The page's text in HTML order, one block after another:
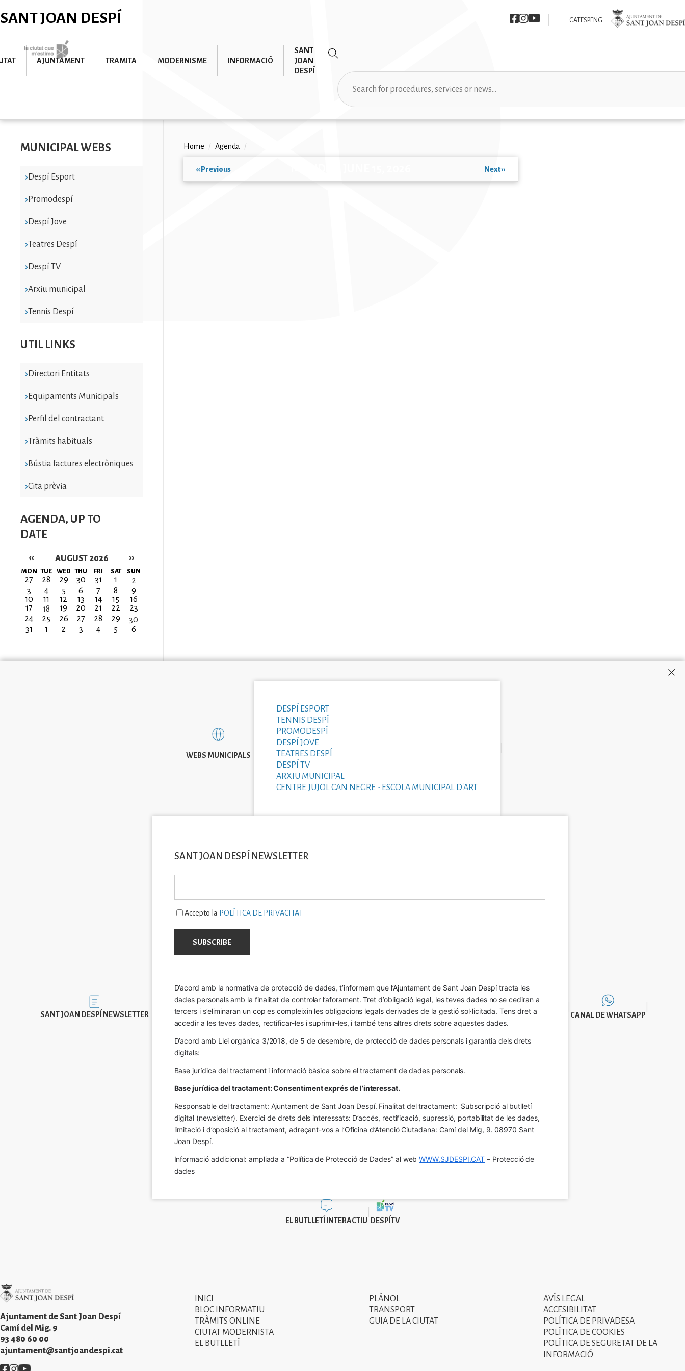
to
SANT JOAN DESPÍ Imatge
Imatge
Imatge CAT ESPENG
Imatge
Imatge
AJUNTAMENT TRAMITA MODERNISME INFORMACIÓ
SANT
JOAN
DESPÍ
Search
MUNICIPAL WEBS
Despí Esport
Promodespí
Despí Jove
Teatres Despí
Despí TV
Arxiu municipal
Tennis Despí
UTIL LINKS
Directori Entitats
Equipaments Municipals
Perfil del contractant
Tràmits habituals
Bústia factures electròniques
Cita prèvia
AGENDA, UP TO
DATE
AUGUST 2026
Pagination
‹‹ ››
MON TUE WED THU FRI SAT SUN
27 28 29 30 31 1
2
3
4 5 6 7 8
9
10
11 12 13 14 15
16
17
18 19 20 21 22
23
24
25 26 27 28 29
30
31
1 2 3 4 5 6
Breadcrumb
Home / Agenda /
Pagination
‹‹ Previous Next››
WEBS MUNICIPALS
DESPÍ ESPORT
TENNIS DESPÍ
PROMODESPÍ
DESPÍ JOVE
TEATRES DESPÍ
DESPÍ TV
ARXIU MUNICIPAL
CENTRE JUJOL CAN NEGRE - ESCOLA MUNICIPAL D'ART
Imatge
SANT JOAN DESPÍ NEWSLETTER
SANT JOAN DESPÍ NEWSLETTER
Accepto la POLÍTICA DE PRIVACITAT
D’acord amb la normativa de protecció de dades, t’informem que l’Ajuntament de Sant Joan Despí tracta les
dades personals amb la finalitat de controlar l’aforament. Tret d’obligació legal, les teves dades no se cediran a
tercers i s’eliminaran un cop es compleixin les obligacions legals derivades de la gestió sol·licitada. Tens dret a
accedir a les teves dades, rectificar-les i suprimir-les, i també tens altres drets sobre aquestes dades.
D’acord amb Llei orgànica 3/2018, de 5 de desembre, de protecció de dades personals i garantia dels drets
digitals:
Base jurídica del tractament i informació bàsica sobre el tractament de dades personals.
Base jurídica del tractament: Consentiment exprés de l’interessat.
Responsable del tractament: Ajuntament de Sant Joan Despí. Finalitat del tractament:  Subscripció al butlletí
digital (newsletter). Exercici de drets dels interessats: D’accés, rectificació, supressió, portabilitat de les dades,
limitació i d’oposició al tractament, adreçant-vos a l’Oficina d’Atenció Ciutadana: Camí del Mig, 9. 08970 Sant
Joan Despí.
Informació addicional: ampliada a “Política de Protecció de Dades” al web WWW.SJDESPI.CAT – Protecció de
dades
CANAL DE WHATSAPP
EL BUTLLETÍ INTERACTIU DESPÍTV
Imatge
Ajuntament de Sant Joan Despí
Camí del Mig. 9
93 480 60 00
ajuntament@santjoandespi.cat
Primer
menú
INICI
BLOC INFORMATIU
TRÀMITS ONLINE
CIUTAT MODERNISTA
EL BUTLLETÍ
Segon
menú
PLÀNOL
TRANSPORT
GUIA DE LA CIUTAT
Tercer
menú
peu
AVÍS LEGAL
ACCESIBILITAT
POLÍTICA DE PRIVADESA
POLÍTICA DE COOKIES
POLÍTICA DE SEGURETAT DE LA
INFORMACIÓ